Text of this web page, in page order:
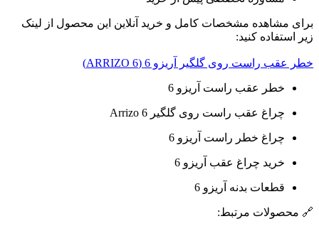
برای مشاهده مشخصات کامل و خرید آنلاین این محصول از لینک
زیر استفاده کنید:
خطر عقب راست روی گلگیر آریزو 6 (ARRIZO 6)
خطر عقب راست آریزو 6
چراغ عقب راست روی گلگیر Arrizo 6
چراغ خطر راست آریزو 6
خرید چراغ عقب آریزو 6
قطعات بدنه آریزو 6
🔗 محصولات مرتبط: